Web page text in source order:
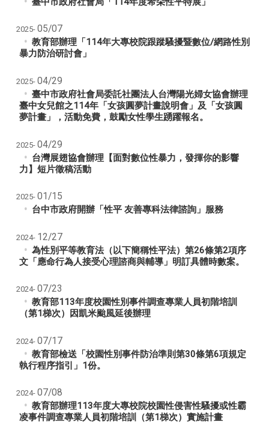
2025- 05/07
教育部辦理「114年大專校院跟蹤騷擾暨數位/網路性別
暴力防治研討會」
2025- 04/29
臺中市政府社會局委託社團法人台灣陽光婦女協會辦理
臺中女兒館之114年「女孩圓夢計畫說明會」及「女孩圓
夢計畫」，活動免費，鼓勵女性學生踴躍報名。
2025- 04/29
台灣展翅協會辦理【面對數位性暴力，發揮你的影響
力】短片徵稿活動
2025- 01/15
台中市政府開辦「性平 友善專科法律諮詢」服務
2024- 12/27
為性別平等教育法（以下簡稱性平法）第26條第2項序
文「應命行為人接受心理諮商與輔導」明訂具體時數案。
2024- 07/23
教育部113年度校園性別事件調查專業人員初階培訓
（第1梯次）因凱米颱風延後辦理
2024- 07/17
教育部檢送「校園性別事件防治準則第30條第6項規定
執行程序指引」1份。
2024- 07/08
教育部辦理113年度大專校院校園性侵害性騷擾或性霸
凌事件調查專業人員初階培訓（第1梯次）實施計畫